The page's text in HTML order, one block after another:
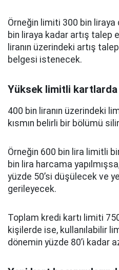
Örneğin limiti 300 bin
bin liraya kadar artış talep
liranın üzerindeki artış
belgesi istenecek.
Yüksek limitli
400 bin liranın üzerindeki
kısmın belirli bir bölümü
Örneğin 600 bin lira limitli
bin lira harcama
yüzde 50’si düşülecek ve
gerileyecek.
Toplam kredi kartı limiti
kişilerde ise, kullanılabilir
dönemin yüzde 80’i kadar